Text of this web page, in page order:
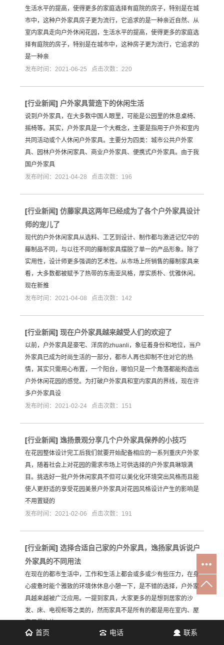
生活水平的提高，使得更多的家庭选择有庭院的房子，特别是在城
市中，这种户外家具房子更为流行，它追求的是一种亲近自然、从
室内家具走向户外休闲花园，生活水平的提高，使得更多的家庭选
择有庭院的房子，特别是在城市中，这种房子更为流行，它追求的
是一种亲
发布时间：2021-06-25 点击次数：220
[行业新闻] 户外家具营造下的休闲生活
说到户外家具，在大多数中国人眼里，可能是公园里的休息桌椅、
摇椅等。其实，户外家具是一个大概念，主要是指用于户外和室内
共同活动或个人休闲户外家具。主要分为四类：城市公共户外家
具、园林户外休闲家具、商业户外家具、便携式户外家具。由于我
国户外家具
发布时间：2021-04-28 点击次数：196
[行业新闻] 仿藤家具这两年已经成为了各个户外家具设计
师的宠儿了
现代的户外休闲家具从选料、工艺到设计、制作都与激进记忆中的
藤制品不同，与以往不同的藤制家具摆脱了单一的产品形象。除了
实用性，设计师更多强调的艺术性。从市场上所销售的藤制家具来
看，大多数都被赋予了热带的东南亚风格，厚实质朴、优雅休闲。
现在新推
发布时间：2021-04-08 点击次数：142
[行业新闻] 现在户外家具越来越受人们的欢迎了
以前，户外家具是豪宅、洋房的zhuanli，象征着身份和地位，当户
外家具已成为时尚生活的一部分，都市人再也抑制不住对它的热
情，其实只需用心布置，一个阳台，哪怕只是一个角落都能构造出
户外休闲花园的感觉。为打破户外家具和室内家具的界线，现在许
多户外家具设
发布时间：2021-02-24 点击次数：151
[行业新闻] 逸扬景观分享几个户外家具保养的小技巧
在花园整体设计完工后我们就要开始配备相应的一系列重庆户外家
具，随着社会上对花园的需求市场上可供选择的户外家具琳琅满
目。挑选好一批户外休闲家具不但可以美化化环境突出风格而且能
使人更舒适的享受花园美景户外家具对花园风格设计产生的影响是
不用置疑的
发布时间：2021-02-06 点击次数：191
[行业新闻] 选择合适自己家的户外家具，逸扬家具诉说户
外家具的不同用法
在现在的都市生活中，工作和生活上都会或多或少有些压力，在身
心疲惫时能个雅致的环境休休息小憩一下，是不错的选择，户外家
具越来越被广泛应用。一提到家具，大家更多的是想到居家的沙
发、床、电视柜等之类的，然而家具不是所有的都是用在室内、屋
家屋里边的
发布时间：2020-07-03 点击次数：248
首页 电话 联系